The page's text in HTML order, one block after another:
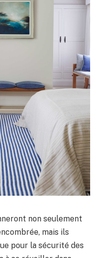
non seulement
mais ils
pour la sécurité des